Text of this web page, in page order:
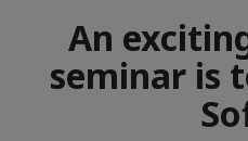
An
seminar is